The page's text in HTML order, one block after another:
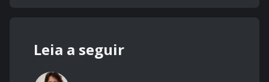
Leia a seguir